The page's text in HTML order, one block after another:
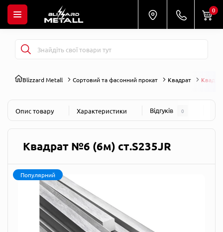
0
Blizzard Metall Сортовий та фасонний прокат Квадрат
Опис товару Характеристики Відгуків 0
Квадрат №6 (6м) ст.S235JR
Популярний